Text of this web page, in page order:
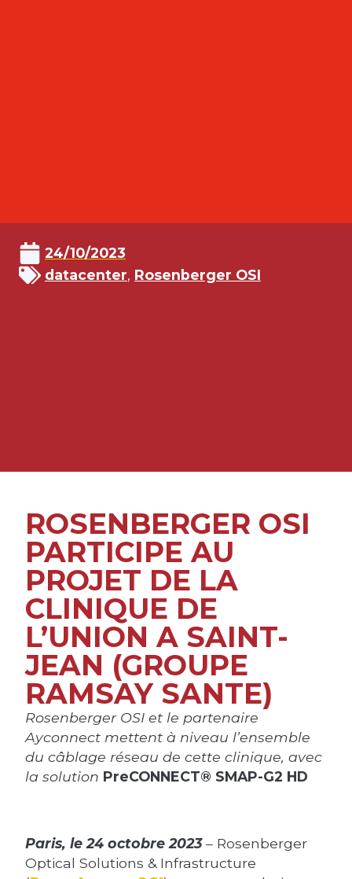
24/10/2023
datacenter, Rosenberger OSI
ROSENBERGER OSI
PARTICIPE AU
PROJET DE LA
CLINIQUE DE
L’UNION A SAINT-
JEAN (GROUPE
RAMSAY SANTE)
Rosenberger OSI et le partenaire
Ayconnect mettent à niveau l’ensemble
du câblage réseau de cette clinique, avec
la solution PreCONNECT® SMAP-G2 HD
Paris, le 24 octobre 2023– Rosenberger
Optical Solutions & Infrastructure